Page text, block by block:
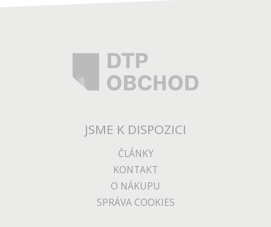
JSME K DISPOZICI
ČLÁNKY
KONTAKT
O NÁKUPU
SPRÁVA COOKIES